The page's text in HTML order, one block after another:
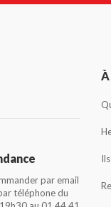
par email
téléphone du